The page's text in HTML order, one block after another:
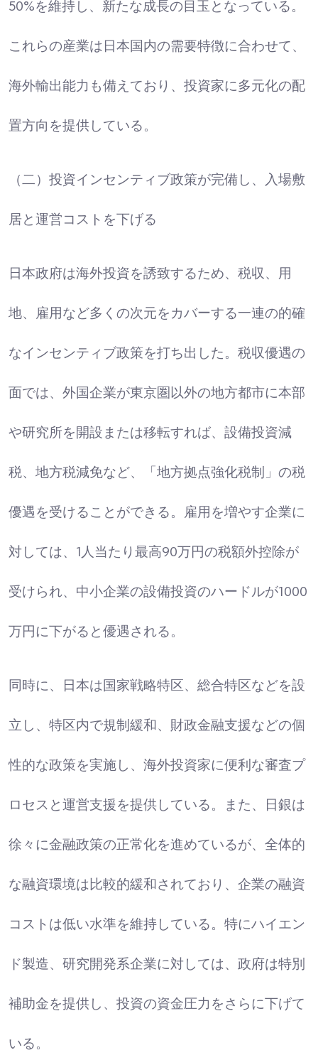
50%を維持し、新たな成長の目玉となっている。
これらの産業は日本国内の需要特徴に合わせて、
海外輸出能力も備えており、投資家に多元化の配
置方向を提供している。
（二）投資インセンティブ政策が完備し、入場敷
居と運営コストを下げる
日本政府は海外投資を誘致するため、税収、用
地、雇用など多くの次元をカバーする一連の的確
なインセンティブ政策を打ち出した。税収優遇の
面では、外国企業が東京圏以外の地方都市に本部
や研究所を開設または移転すれば、設備投資減
税、地方税減免など、「地方拠点強化税制」の税
優遇を受けることができる。雇用を増やす企業に
対しては、1人当たり最高90万円の税額外控除が
受けられ、中小企業の設備投資のハードルが1000
万円に下がると優遇される。
同時に、日本は国家戦略特区、総合特区などを設
立し、特区内で規制緩和、財政金融支援などの個
性的な政策を実施し、海外投資家に便利な審査プ
ロセスと運営支援を提供している。また、日銀は
徐々に金融政策の正常化を進めているが、全体的
な融資環境は比較的緩和されており、企業の融資
コストは低い水準を維持している。特にハイエン
ド製造、研究開発系企業に対しては、政府は特別
補助金を提供し、投資の資金圧力をさらに下げて
いる。